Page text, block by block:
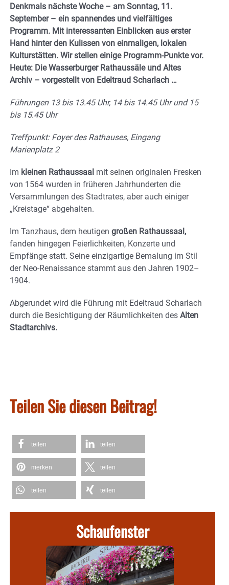
Denkmals nächste Woche – am Sonntag, 11.
September – ein spannendes und vielfältiges
Programm. Mit interessanten Einblicken aus erster
Hand hinter den Kulissen von einmaligen, lokalen
Kulturstätten. Wir stellen einige Programm-Punkte vor.
Heute: DieWasserburger Rathaussäle und Altes
Archiv – vorgestellt von Edeltraud Scharlach …
Führungen 13 bis 13.45 Uhr, 14 bis 14.45 Uhr und 15
bis 15.45 Uhr
Treffpunkt: Foyer des Rathauses, Eingang
Marienplatz 2
Im kleinen Rathaussaal mit seinen originalen Fresken
von 1564 wurden in früheren Jahrhunderten die
Versammlungen des Stadtrates, aber auch einiger
„Kreistage“ abgehalten.
Im Tanzhaus, dem heutigen großen Rathaussaal,
fanden hingegen Feierlichkeiten, Konzerte und
Empfänge statt. Seine einzigartige Bemalung im Stil
der Neo-Renaissance stammt aus den Jahren 1902–
1904.
Abgerundet wird die Führung mit Edeltraud Scharlach
durch die Besichtigung der Räumlichkeiten des Alten
Stadtarchivs.
Teilen Sie diesen Beitrag!
teilen teilen
merken teilen
teilen teilen
Schaufenster